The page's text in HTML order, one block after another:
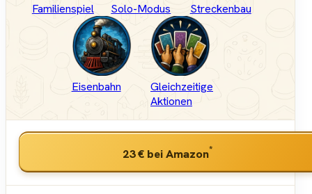
Familienspiel Solo-Modus Streckenbau
Eisenbahn
Gleichzeitige
Aktionen
23 € bei Amazon*